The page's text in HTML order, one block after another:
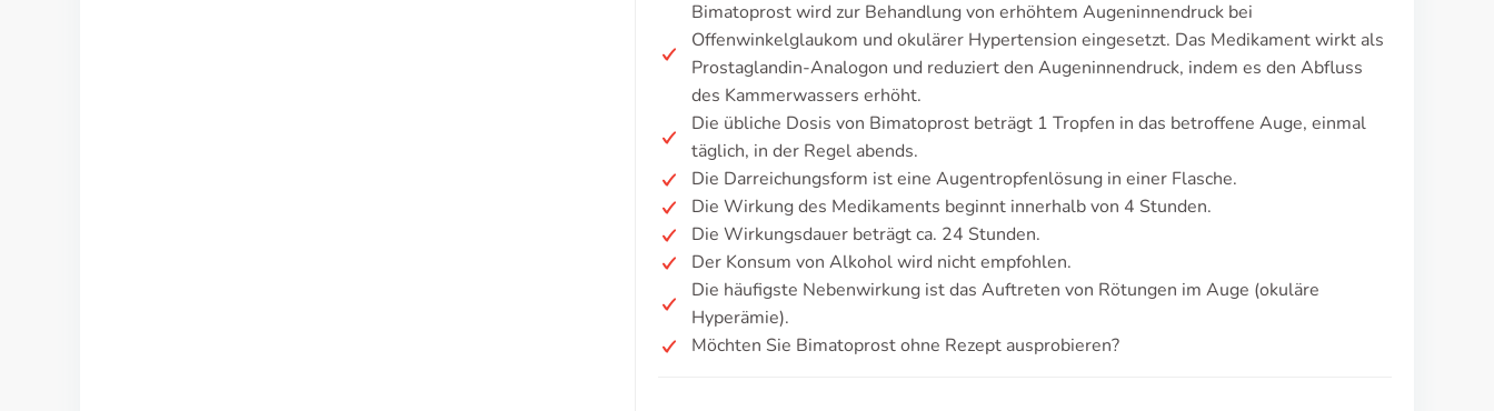
Bimatoprost wird zur Behandlung von erhöhtem Augeninnendruck bei
Offenwinkelglaukom und okulärer Hypertension eingesetzt. Das Medikament wirkt als
Prostaglandin-Analogon und reduziert den Augeninnendruck, indem es den Abfluss
des Kammerwassers erhöht.
Die übliche Dosis von Bimatoprost beträgt 1 Tropfen in das betroffene Auge, einmal
täglich, in der Regel abends.
Die Darreichungsform ist eine Augentropfenlösung in einer Flasche.
Die Wirkung des Medikaments beginnt innerhalb von 4 Stunden.
Die Wirkungsdauer beträgt ca. 24 Stunden.
Der Konsum von Alkohol wird nicht empfohlen.
Die häufigste Nebenwirkung ist das Auftreten von Rötungen im Auge (okuläre
Hyperämie).
Möchten Sie Bimatoprost ohne Rezept ausprobieren?